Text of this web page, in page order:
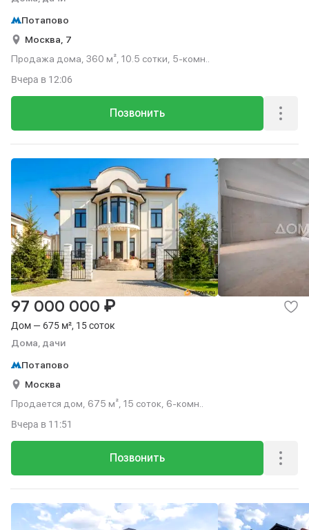
Потапово
Москва, 7
Продажа дома, 360 м², 10.5 сотки, 5-комн..
Позвонить
Вчера в 12:06
Дом — 675 м², 15 соток
Дома, дачи
97 000 000 ₽
Потапово
Москва
Продается дом, 675 м², 15 соток, 6-комн..
Позвонить
Вчера в 11:51